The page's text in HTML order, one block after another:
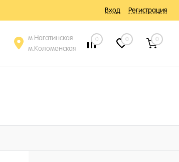
Вход Регистрация
м.Нагатинская
м.Коломенская
0 0 0